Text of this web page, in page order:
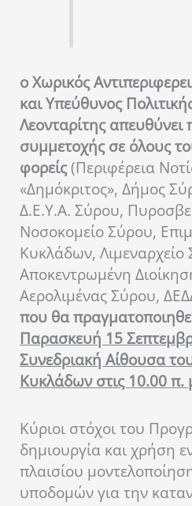
ο Χωρικός
και Υπεύθυνος
Λεονταρίτης
συμμετοχής σε όλους
φορείς(Περιφέρεια
«Δημόκριτος», Δήμος
Δ.Ε.Υ.Α. Σύρου,
Νοσοκομείο Σύρου,
Κυκλάδων, Λιμεναρχείο
Αποκεντρωμένη
Αερολιμένας Σύρου,
που θα
Παρασκευή 15
Συνεδριακή Αίθουσα
Κυκλάδων στις 10.00 π.
Κύριοι στόχοι του
δημιουργία και χρήση
πλαισίου
υποδομών για την